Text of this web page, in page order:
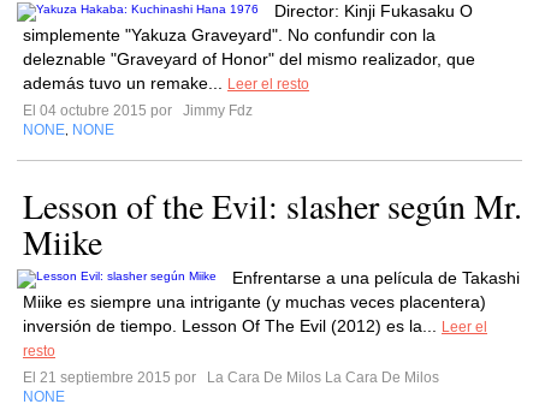
Director: Kinji Fukasaku O
simplemente "Yakuza Graveyard". No confundir con la
deleznable "Graveyard of Honor" del mismo realizador, que
además tuvo un remake...
Leer el resto
El 04 octubre 2015 por
Jimmy Fdz
NONE NONE
Lesson of the Evil: slasher según Mr.
Miike
Enfrentarse a una película de Takashi
Miike es siempre una intrigante (y muchas veces placentera)
inversión de tiempo. Lesson Of The Evil (2012) es la...
Leer el
resto
El 21 septiembre 2015 por
La Cara De Milos La Cara De Milos
NONE